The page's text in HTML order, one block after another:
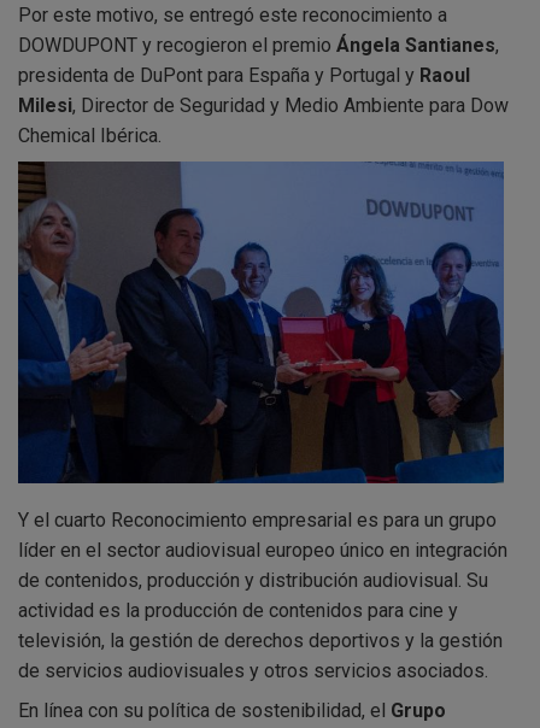
Por este motivo, se entregó este reconocimiento a
DOWDUPONT y recogieron el premio Ángela Santianes,
presidenta de DuPont para España y Portugal y Raoul
Milesi, Director de Seguridad y Medio Ambiente para Dow
Chemical Ibérica.
Y el cuarto Reconocimiento empresarial es para un grupo
líder en el sector audiovisual europeo único en integración
de contenidos, producción y distribución audiovisual. Su
actividad es la producción de contenidos para cine y
televisión, la gestión de derechos deportivos y la gestión
de servicios audiovisuales y otros servicios asociados.
En línea con su política de sostenibilidad, el Grupo